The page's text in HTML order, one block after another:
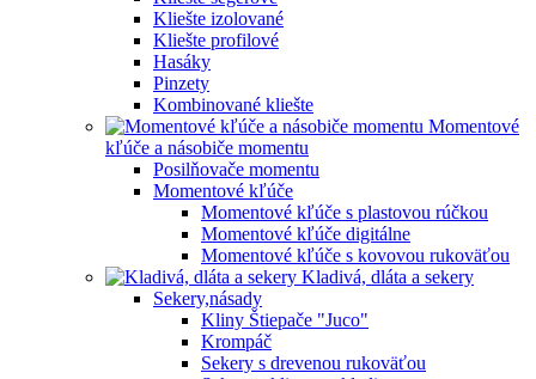
Kliešte izolované
Kliešte profilové
Hasáky
Pinzety
Kombinované kliešte
Momentové
kľúče a násobiče momentu
Posilňovače momentu
Momentové kľúče
Momentové kľúče s plastovou rúčkou
Momentové kľúče digitálne
Momentové kľúče s kovovou rukoväťou
Kladivá, dláta a sekery
Sekery,násady
Kliny Štiepače "Juco"
Krompáč
Sekery s drevenou rukoväťou